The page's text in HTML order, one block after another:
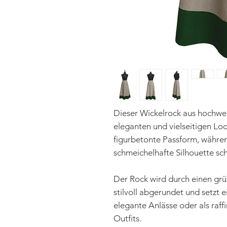
Dieser Wickelrock aus
eleganten und vielseitigen
figurbetonte Passform,
schmeichelhafte Silhouette
Der Rock wird durch einen
stilvoll abgerundet und setzt
elegante Anlässe oder als
Outfits.